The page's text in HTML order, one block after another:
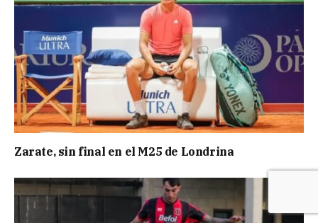
Zarate, sin final en el M25 de Londrina